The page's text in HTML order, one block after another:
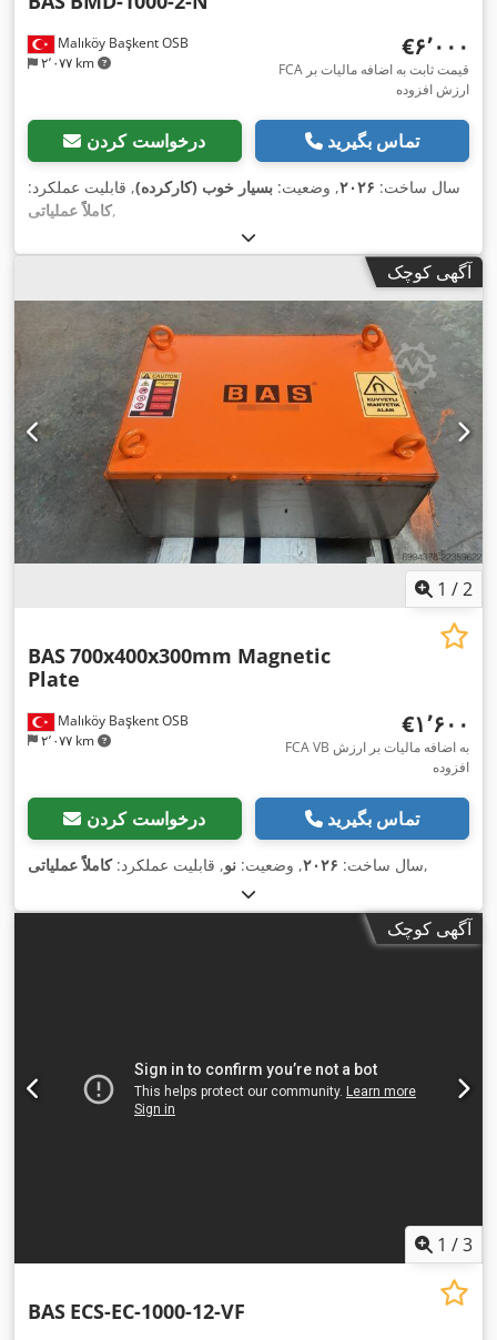
Malıköy Başkent OSB
۲٬۰۷۷ km
‎€۶٬۰۰۰
FCA قیمت ثابت به اضافه مالیات بر
ارزش افزوده
درخواست کردن تماس بگیرید
سال ساخت: ۲۰۲۶, وضعیت: بسیار خوب (کارکرده), قابلیت عملکرد:
کاملاً عملیاتی,
آگهی کوچک
1 /2
Malıköy Başkent OSB
۲٬۰۷۷ km
BAS700x400x300mm Magnetic
Plate
‎€۱٬۶۰۰
FCA VB به اضافه مالیات بر ارزش
افزوده
درخواست کردن تماس بگیرید
سال ساخت: ۲۰۲۶, وضعیت: نو, قابلیت عملکرد:کاملاً عملیاتی ,
آگهی کوچک
1 /3
BAS ECS-EC-1000-12-VF